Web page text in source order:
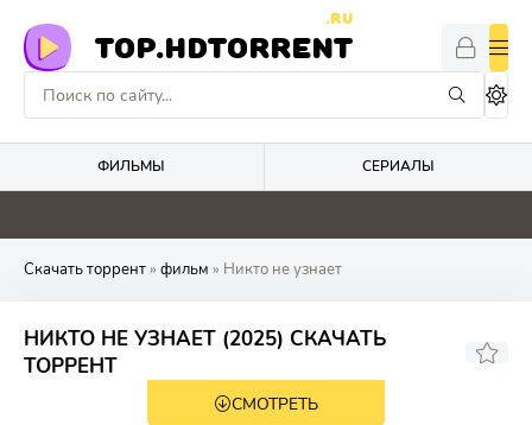
TOP.HDTORRENT
.RU
ФИЛЬМЫ СЕРИАЛЫ
4.1 4.8 0 0
Скачать торрент» фильм » Никто не узнает
НИКТО НЕ УЗНАЕТ (2025) СКАЧАТЬ
ТОРРЕНТ
СМОТРЕТЬ